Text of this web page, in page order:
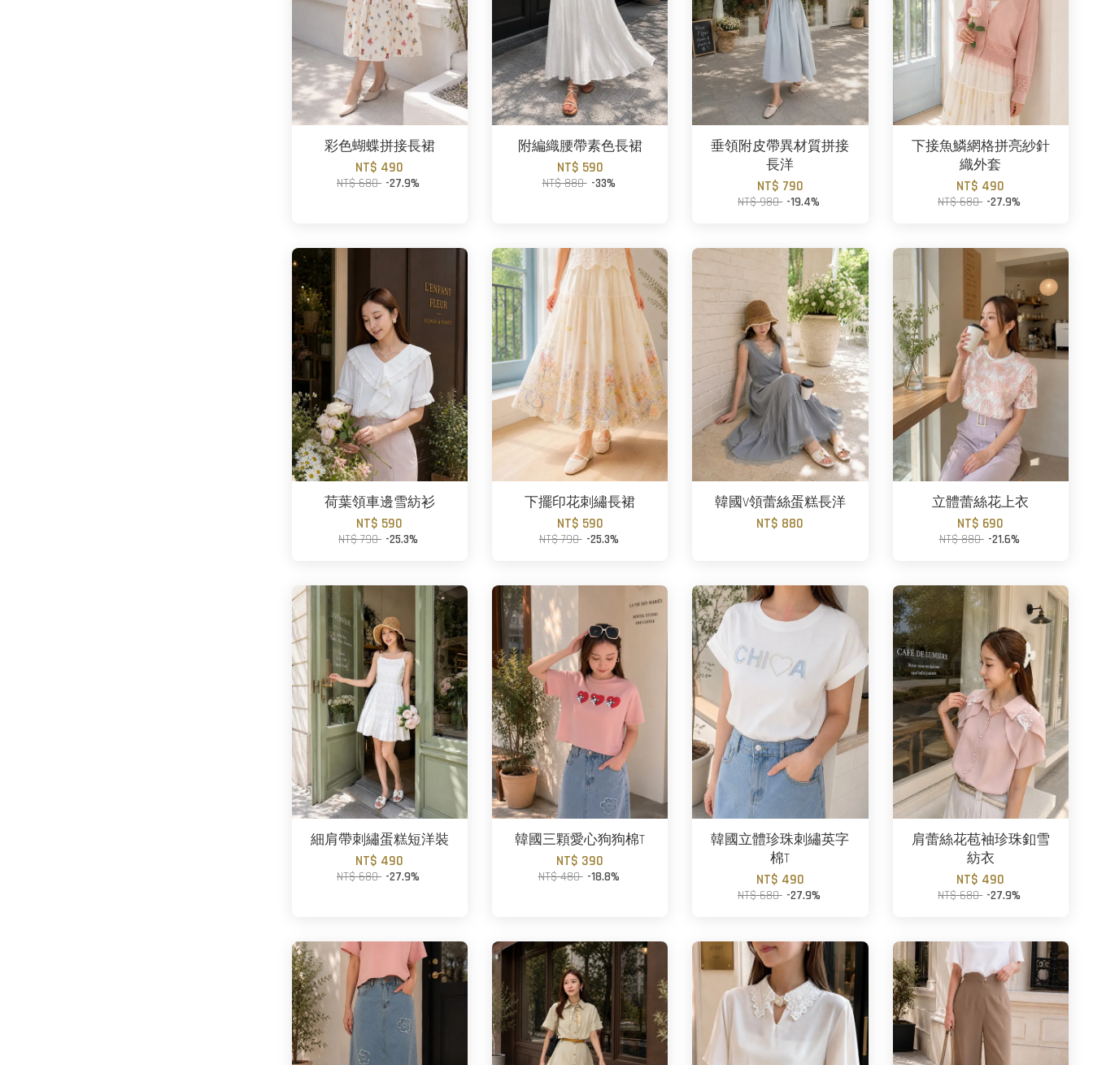
彩色蝴蝶拼接長裙
NT$ 490
NT$ 680 -27.9%
附編織腰帶素色長裙
NT$ 590
NT$ 880 -33%
垂領附皮帶異材質拼接
長洋
NT$ 790
NT$ 980 -19.4%
下接魚鱗網格拼亮紗針
織外套
NT$ 490
NT$ 680 -27.9%
荷葉領車邊雪紡衫
NT$ 590
NT$ 790 -25.3%
下擺印花刺繡長裙
NT$ 590
NT$ 790 -25.3%
韓國V領蕾絲蛋糕長洋
NT$ 880
立體蕾絲花上衣
NT$ 690
NT$ 880 -21.6%
細肩帶刺繡蛋糕短洋裝
NT$ 490
NT$ 680 -27.9%
韓國三顆愛心狗狗棉T
NT$ 390
NT$ 480 -18.8%
韓國立體珍珠刺繡英字
棉T
NT$ 490
NT$ 680 -27.9%
肩蕾絲花苞袖珍珠釦雪
紡衣
NT$ 490
NT$ 680 -27.9%